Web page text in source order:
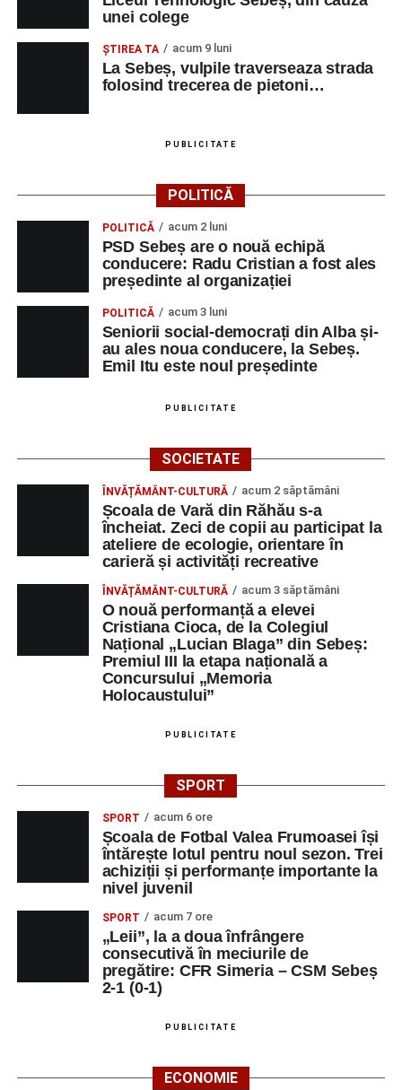
BUCATAR
SAVINI DUE SRL
CONTROLOR
CALITATE
BELLA ARTE ADDA
SRL
MAROCHINER-
5 0745580122
SERVICII SRL
MUNCITOR
NECALIFICAT LA
ASAMBLAREA,
MONTAREA
PIESELOR
SC SALV METAL
MASINIST LA
MASINI
SPECIALE DE
ASCHIERE
MANAGER
PRODUCERE A
ELECTRICE IN
HIDROCENTRALE
SA BUCURESTI
HIDROCENTRALE
INGINER
CONSTRUCTII
HIDROTEHNICE
OPERATOR LA
MASINI-UNELTE
NUMERICA
1
auto transport
mărfuri
SĂNĂTATE FORTE
OPERATOR
INTRODUCERE,
VALIDARE SI
PRELUCRARE
DATE
1 0743515200
ȘEF BIROU
TEHNIC
1 0258731066
unei colege
ŞTIREA TA acum 9 luni
La Sebeș, vulpile traverseaza strada
folosind trecerea de pietoni…
PUBLICITATE
POLITICĂ
POLITICĂ acum 2 luni
PSD Sebeș are o nouă echipă
conducere: Radu Cristian a fost ales
președinte al organizației
POLITICĂ acum 3 luni
Seniorii social-democrați din Alba și-
au ales noua conducere, la Sebeș.
Emil Itu este noul președinte
PUBLICITATE
SOCIETATE
ÎNVĂȚĂMÂNT-CULTURĂ acum 2 săptămâni
Școala de Vară din Răhău s-a
încheiat. Zeci de copii au participat la
ateliere de ecologie, orientare în
carieră și activități recreative
ÎNVĂȚĂMÂNT-CULTURĂ acum 3 săptămâni
O nouă performanță a elevei
Cristiana Cioca, de la Colegiul
Național „Lucian Blaga” din Sebeș:
Premiul III la etapa națională a
Concursului „Memoria
Holocaustului”
PUBLICITATE
SPORT
SPORT acum 6 ore
Școala de Fotbal Valea Frumoasei își
întărește lotul pentru noul sezon. Trei
achiziții și performanțe importante la
nivel juvenil
SPORT acum 7 ore
„Leii”, la a doua înfrângere
consecutivă în meciurile de
pregătire: CFR Simeria – CSM Sebeș
2-1 (0-1)
PUBLICITATE
ECONOMIE